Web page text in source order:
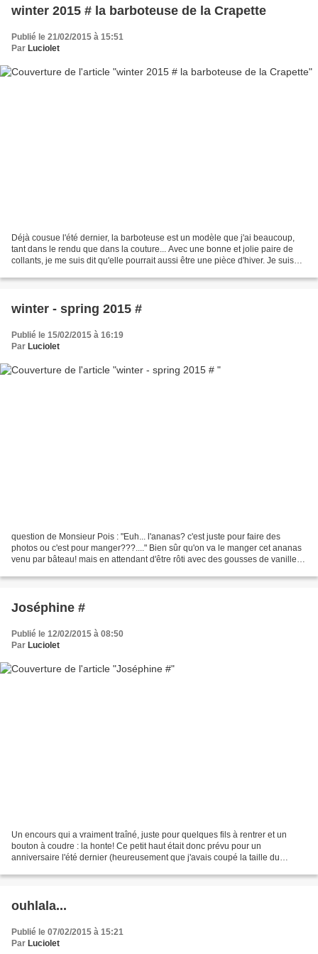
winter 2015 # la barboteuse de la Crapette
Publié le 21/02/2015 à 15:51
Par Luciolet
Déjà cousue l'été dernier, la barboteuse est un modèle que j'ai beaucoup,
tant dans le rendu que dans la couture... Avec une bonne et jolie paire de
collants, je me suis dit qu'elle pourrait aussi être une pièce d'hiver. Je suis
winter - spring 2015 #
Publié le 15/02/2015 à 16:19
Par Luciolet
question de Monsieur Pois : "Euh... l'ananas? c'est juste pour faire des
photos ou c'est pour manger???...." Bien sûr qu'on va le manger cet ananas
venu par bâteau! mais en attendant d'être rôti avec des gousses de vanille, il
Joséphine #
Publié le 12/02/2015 à 08:50
Par Luciolet
Un encours qui a vraiment traîné, juste pour quelques fils à rentrer et un
bouton à coudre : la honte! Ce petit haut était donc prévu pour un
anniversaire l'été dernier (heureusement que j'avais coupé la taille du
ouhlala...
Publié le 07/02/2015 à 15:21
Par Luciolet